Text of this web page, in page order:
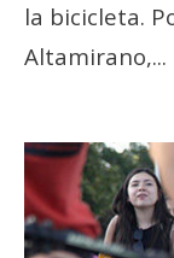
la bicicleta.
Altamirano,...